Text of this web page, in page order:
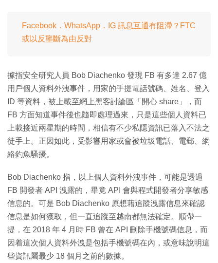
Facebook．WhatsApp．IG 訊息互通有阻滯？FTC
或以反壟斷為由反對
據指安全研究人員 Bob Diachenko 發現 FB 有多達 2.67 億
用戶個人資料外洩事件，用家的手提電話號碼、姓名、登入
ID 等資料，被上載至網上黑客討論區「開心 share」，而
FB 方面知道事件後也隨即處理過來，只是這些個人資料已
上載接近兩星期的時間，相信有不少私隱資訊已落入不法之
徒手上。正因如此，受影響用家或會被垃圾電話、電郵、網
絡釣魚騷擾。
Bob Diachenko 指，以上個人資料外洩事件，可能是透過
FB 開發者 API 洩露的，畢竟 API 會與程式開發者分享敏感
信息的。可是 Bob Diachenko 原想藉追蹤洩露信息來確認
信息是如何獲取，但一直追蹤至越南都無法確定。順帶一
提，在 2018 年 4 月時 FB 曾在 API 刪除手機號碼信息，而
因着這次個人資料外洩是包括手機號碼在內，或意味說明這
些資訊屬最少 18 個月之前的數據。